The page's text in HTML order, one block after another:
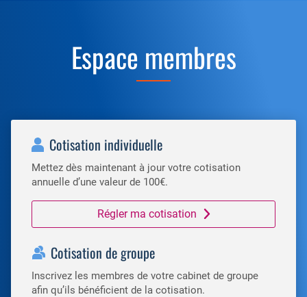
Espace membres
Cotisation individuelle
Mettez dès maintenant à jour votre cotisation
annuelle d’une valeur de 100€.
Régler ma cotisation
Cotisation de groupe
Inscrivez les membres de votre cabinet de groupe
afin qu’ils bénéficient de la cotisation.